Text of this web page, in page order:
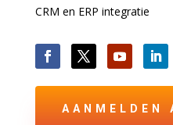
CRM en ERP integratie
AANMELDEN